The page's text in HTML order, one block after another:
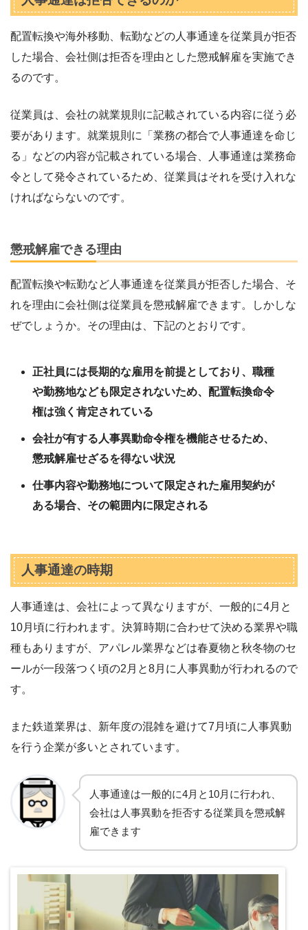
配置転換や海外移動、転勤などの人事通達を従業員が拒否
した場合、会社側は拒否を理由とした懲戒解雇を実施でき
るのです。
従業員は、会社の就業規則に記載されている内容に従う必
要があります。就業規則に「業務の都合で人事通達を命じ
る」などの内容が記載されている場合、人事通達は業務命
令として発令されているため、従業員はそれを受け入れな
ければならないのです。
懲戒解雇できる理由
配置転換や転勤など人事通達を従業員が拒否した場合、そ
れを理由に会社側は従業員を懲戒解雇できます。しかしな
ぜでしょうか。その理由は、下記のとおりです。
正社員には長期的な雇用を前提としており、職種
や勤務地なども限定されないため、配置転換命令
権は強く肯定されている
会社が有する人事異動命令権を機能させるため、
懲戒解雇せざるを得ない状況
仕事内容や勤務地について限定された雇用契約が
ある場合、その範囲内に限定される
人事通達の時期
人事通達は、会社によって異なりますが、一般的に4月と
10月頃に行われます。決算時期に合わせて決める業界や職
種もありますが、アパレル業界などは春夏物と秋冬物のセ
ールが一段落つく頃の2月と8月に人事異動が行われるので
す。
また鉄道業界は、新年度の混雑を避けて7月頃に人事異動
を行う企業が多いとされています。
人事通達は一般的に4月と10月に行われ、
会社は人事異動を拒否する従業員を懲戒解
雇できます